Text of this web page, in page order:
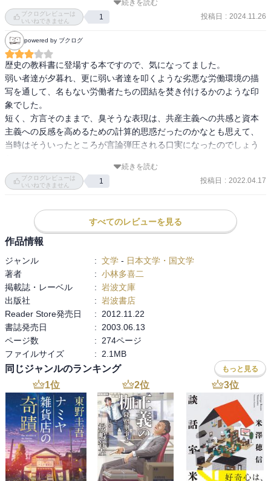
続きを読む
ブクログレビューは
いいねできません
1 投稿日 : 2024.11.26
powered by ブクログ
歴史の教科書に登場する本ですので、気になってました。
弱い者達が夕暮れ、更に弱い者達を叩くような劣悪な労働環境の描
写を通して、名もない労働者たちの団結を焚き付けるかのような印
象でした。
短く、方言そのままで、臭そうな表現は、共産主義への共感と資本
主義への反感を高めるための計算的思惑だったのかなとも思えて、
当時はそういったところが言論弾圧される口実になったのでしょう
続きを読む
ブクログレビューは
いいねできません
1 投稿日 : 2022.04.17
すべてのレビューを見る
作品情報
ジャンル : 文学 - 日本文学・国文学
著者
: 小林多喜二
掲載誌・レーベル
: 岩波文庫
出版社
: 岩波書店
Reader Store発売日
:
2012.11.22
書誌発売日
:
2003.06.13
ページ数
:
274ページ
ファイルサイズ
: 2.1MB
同じジャンルのランキング もっと見る
1位 2位 3位